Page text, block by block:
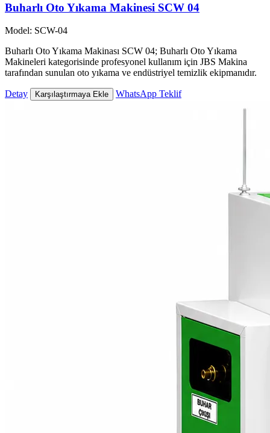
Buharlı Oto Yıkama Makinesi SCW 04
Model: SCW-04
Buharlı Oto Yıkama Makinası SCW 04; Buharlı Oto Yıkama
Makineleri kategorisinde profesyonel kullanım için JBS Makina
tarafından sunulan oto yıkama ve endüstriyel temizlik ekipmanıdır.
Detay Karşılaştırmaya Ekle WhatsApp Teklif